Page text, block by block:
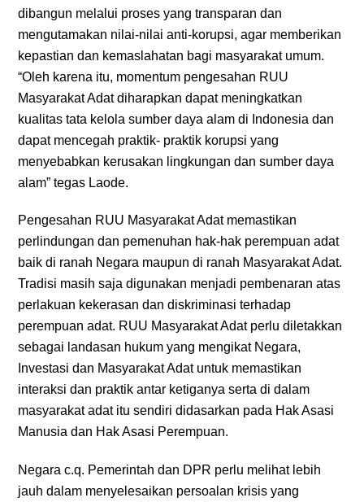
dibangun melalui proses yang transparan dan
mengutamakan nilai-nilai anti-korupsi, agar memberikan
kepastian dan kemaslahatan bagi masyarakat umum.
“Oleh karena itu, momentum pengesahan RUU
Masyarakat Adat diharapkan dapat meningkatkan
kualitas tata kelola sumber daya alam di Indonesia dan
dapat mencegah praktik- praktik korupsi yang
menyebabkan kerusakan lingkungan dan sumber daya
alam” tegas Laode.
Pengesahan RUU Masyarakat Adat memastikan
perlindungan dan pemenuhan hak-hak perempuan adat
baik di ranah Negara maupun di ranah Masyarakat Adat.
Tradisi masih saja digunakan menjadi pembenaran atas
perlakuan kekerasan dan diskriminasi terhadap
perempuan adat. RUU Masyarakat Adat perlu diletakkan
sebagai landasan hukum yang mengikat Negara,
Investasi dan Masyarakat Adat untuk memastikan
interaksi dan praktik antar ketiganya serta di dalam
masyarakat adat itu sendiri didasarkan pada Hak Asasi
Manusia dan Hak Asasi Perempuan.
Negara c.q. Pemerintah dan DPR perlu melihat lebih
jauh dalam menyelesaikan persoalan krisis yang